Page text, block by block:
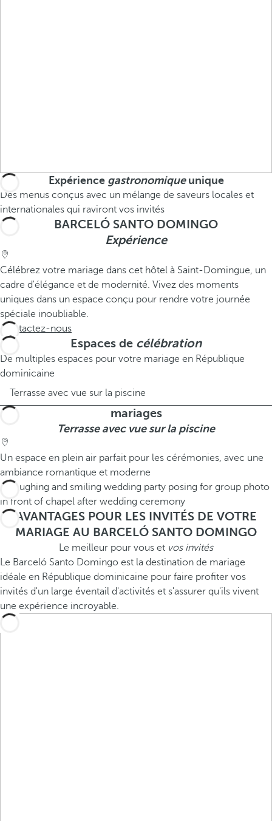
Expérience gastronomiqueunique
Des menus conçus avec un mélange de saveurs locales et
internationales qui raviront vos invités
BARCELÓ SANTO DOMINGO
Expérience
Célébrez votre mariage dans cet hôtel à Saint-Domingue, un
cadre d'élégance et de modernité. Vivez des moments
uniques dans un espace conçu pour rendre votre journée
spéciale inoubliable.
Contactez-nous
Espaces de célébration
De multiples espaces pour votre mariage en République
dominicaine
Terrasse avec vue sur la piscine
mariages
Terrasse avec vue sur la piscine
Un espace en plein air parfait pour les cérémonies, avec une
ambiance romantique et moderne
AVANTAGES POUR LES INVITÉS DE VOTRE
MARIAGE AU BARCELÓ SANTO DOMINGO
Le meilleur pour vous et vos invités
Le Barceló Santo Domingo est la destination de mariage
idéale en République dominicaine pour faire profiter vos
invités d'un large éventail d'activités et s'assurer qu'ils vivent
une expérience incroyable.